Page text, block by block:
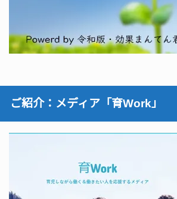
ご紹介：メディア「育Work」